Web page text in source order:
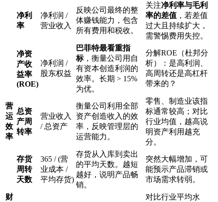
净利
率
净利润 /
营业收入
反映公司最终的整
体赚钱能力，包含
所有费用和税收。
关注净利率与毛利
率的差值 ，若差值
过大且持续扩大，
需警惕费用失控。
净资
产收
益率
(ROE)
净利润 /
股东权益
巴菲特最看重指
标，衡量公司用自
有资本创造利润的
效率。长期 > 15%
为优。
分解ROE（杜邦分
析）：是高利润、
高周转还是高杠杆
带来的？
营
运
效
率
总资
产周
转率
营业收入
/ 总资产
衡量公司利用全部
资产创造收入的效
率，反映管理层的
运营能力。
零售、制造业该指
标通常较高；对比
行业均值，越高说
明资产利用越充
分。
存货
周转
天数
365 / (营
业成本 /
平均存货)
存货从入库到卖出
的平均天数。越短
越好，说明产品畅
销。
突然大幅增加，可
能预示产品滞销或
市场需求转弱。
财
对比行业平均水